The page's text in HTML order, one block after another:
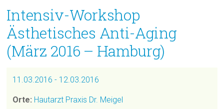
Intensiv-Workshop
Ästhetisches Anti-Aging
(März 2016 – Hamburg)
11.03.2016 - 12.03.2016
Orte: Hautarzt Praxis Dr. Meigel